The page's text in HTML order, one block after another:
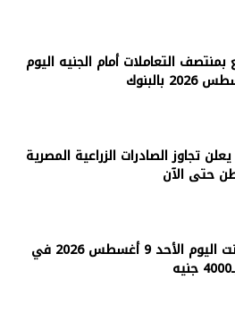
بمنتصف التعاملات أمام الجنيه اليوم
يعلن تجاوز الصادرات الزراعية المصرية
سعر الأسمنت اليوم الأحد 9 أغسطس 2026 في